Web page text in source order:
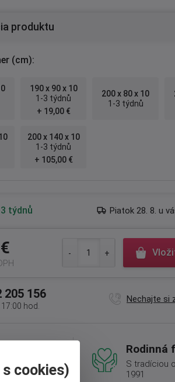
produktu
(cm):
190 x 90 x 10
1-3 týdnů
+ 19,00 €
200 x 80 x 10
1-3 týdnů
200 x 140 x 10
1-3 týdnů
+ 105,00 €
týdnů Piatok 28. 8. u
205 156
hod.
Nechajte si
matrac
Rodinná
S tradíciou
1991
cookies)